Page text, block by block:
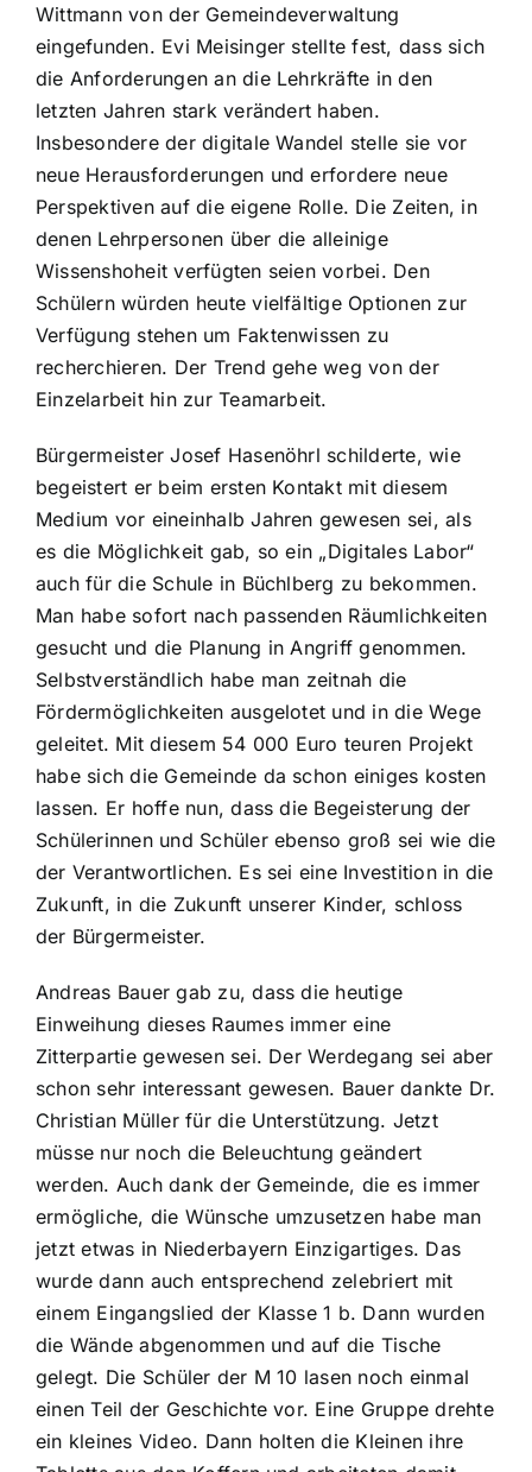
Wittmann von der Gemeindeverwaltung
eingefunden. Evi Meisinger stellte fest, dass sich
die Anforderungen an die Lehrkräfte in den
letzten Jahren stark verändert haben.
Insbesondere der digitale Wandel stelle sie vor
neue Herausforderungen und erfordere neue
Perspektiven auf die eigene Rolle. Die Zeiten, in
denen Lehrpersonen über die alleinige
Wissenshoheit verfügten seien vorbei. Den
Schülern würden heute vielfältige Optionen zur
Verfügung stehen um Faktenwissen zu
recherchieren. Der Trend gehe weg von der
Einzelarbeit hin zur Teamarbeit.
Bürgermeister Josef Hasenöhrl schilderte, wie
begeistert er beim ersten Kontakt mit diesem
Medium vor eineinhalb Jahren gewesen sei, als
es die Möglichkeit gab, so ein „Digitales Labor“
auch für die Schule in Büchlberg zu bekommen.
Man habe sofort nach passenden Räumlichkeiten
gesucht und die Planung in Angriff genommen.
Selbstverständlich habe man zeitnah die
Fördermöglichkeiten ausgelotet und in die Wege
geleitet. Mit diesem 54 000 Euro teuren Projekt
habe sich die Gemeinde da schon einiges kosten
lassen. Er hoffe nun, dass die Begeisterung der
Schülerinnen und Schüler ebenso groß sei wie die
der Verantwortlichen. Es sei eine Investition in die
Zukunft, in die Zukunft unserer Kinder, schloss
der Bürgermeister.
Andreas Bauer gab zu, dass die heutige
Einweihung dieses Raumes immer eine
Zitterpartie gewesen sei. Der Werdegang sei aber
schon sehr interessant gewesen. Bauer dankte Dr.
Christian Müller für die Unterstützung. Jetzt
müsse nur noch die Beleuchtung geändert
werden. Auch dank der Gemeinde, die es immer
ermögliche, die Wünsche umzusetzen habe man
jetzt etwas in Niederbayern Einzigartiges. Das
wurde dann auch entsprechend zelebriert mit
einem Eingangslied der Klasse 1 b. Dann wurden
die Wände abgenommen und auf die Tische
gelegt. Die Schüler der M 10 lasen noch einmal
einen Teil der Geschichte vor. Eine Gruppe drehte
ein kleines Video. Dann holten die Kleinen ihre